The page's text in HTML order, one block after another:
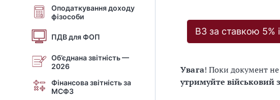
Оподаткування доходу
фізособи
ПДВ для ФОП
Об’єднана звітність —
2026
Фінансова звітність за
МСФЗ
ВЗ за ставкою 5%
Увага! Поки документ не
утримуйте військовий